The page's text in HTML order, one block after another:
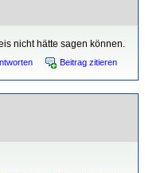
nicht hätte sagen können.
Beitrag zitieren